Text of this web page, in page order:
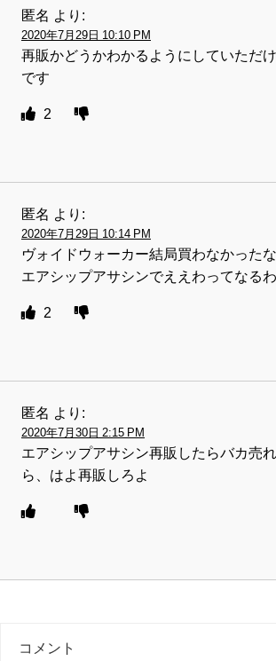
匿名 より:
2020年7月29日 10:10 PM
再販かどうかわかるようにしていただ
です
2
匿名 より:
2020年7月29日 10:14 PM
ヴォイドウォーカー結局買わなかったな
エアシップアサシンでええわってなるわ
2
匿名 より:
2020年7月30日 2:15 PM
エアシップアサシン再販したらバカ売
ら、はよ再販しろよ
コメント